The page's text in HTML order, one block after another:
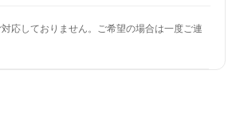
応しておりません。ご希望の場合は一度ご連